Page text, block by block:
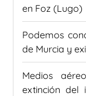
en Foz (Lugo)
Podemos
de Murcia y
Medios
extinción del